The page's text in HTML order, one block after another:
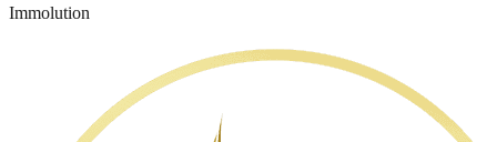
Immolution